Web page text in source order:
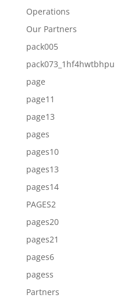
Operations
Our Partners
pack005
pack073_1hf4hwtbhpu
page
page11
page13
pages
pages10
pages13
pages14
PAGES2
pages20
pages21
pages6
pagess
Partners